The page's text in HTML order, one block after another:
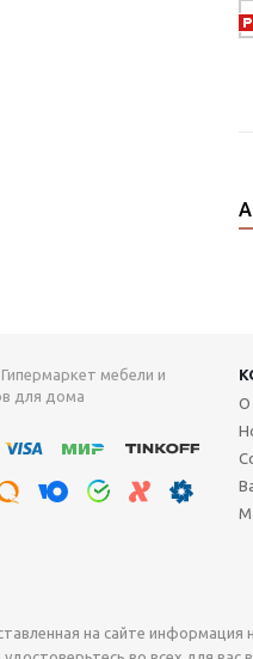
мебели и
для дома
О
на сайте информация